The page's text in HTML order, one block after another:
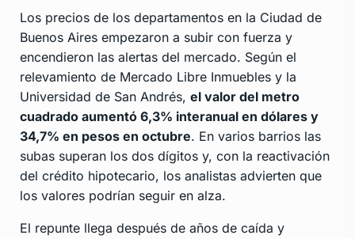
Los precios de los departamentos en la Ciudad de
Buenos Aires empezaron a subir con fuerza y
encendieron las alertas del mercado. Según el
relevamiento de Mercado Libre Inmuebles y la
Universidad de San Andrés, el valor del metro
cuadrado aumentó 6,3% interanual en dólares y
34,7% en pesos en octubre. En varios barrios las
subas superan los dos dígitos y, con la reactivación
del crédito hipotecario, los analistas advierten que
los valores podrían seguir en alza.
El repunte llega después de años de caída y